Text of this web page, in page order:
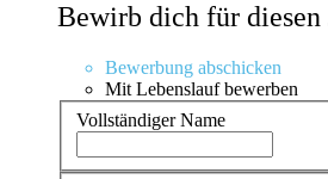
Bewirb dich für diesen
Bewerbung abschicken
Mit Lebenslauf bewerben
Vollständiger Name